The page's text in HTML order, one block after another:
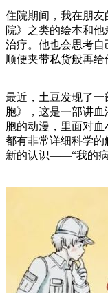
住院期间，我在朋
院》之类的绘本和
治疗。他也会思考
顺便夹带私货般再给
最近，土豆发现了
胞》，这是一部讲
胞的动漫，里面对
都有非常详细科学
新的认识——“我的